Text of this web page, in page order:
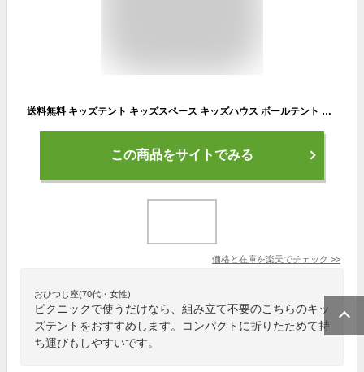
送料無料 キッズテント キッズスペース キッズハウス ボールテント キャンピング プレイハウス ボールハウス ボールプール 遊び場 室内 室外 組み立簡単 折りたたみ式 簡単設置 秘密基地 子供部屋 おもちゃ子供の日 屋外 屋内 庭 お祝い 誕生日 プレゼント 楽天海外通販
この商品をサイトでみる
価格と在庫を楽天でチェック >>
おひつじ座(70代・女性)
ピクニックで使うだけなら、組み立て不要のこちらのキッ
ズテントをおすすめします。コンパクトに折りたためて持
ち運びもしやすいです。